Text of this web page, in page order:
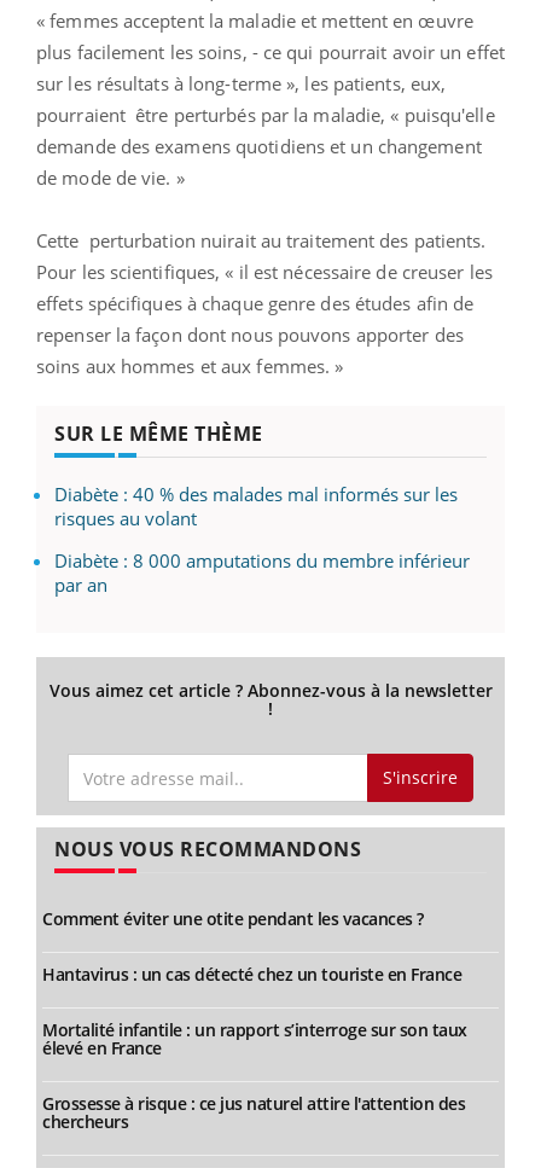
« femmes acceptent la maladie et mettent en œuvre
plus facilement les soins, - ce qui pourrait avoir un effet
sur les résultats à long-terme », les patients, eux,
pourraient être perturbés par la maladie, « puisqu'elle
demande des examens quotidiens et un changement
de mode de vie. »
Cette perturbation nuirait au traitement des patients.
Pour les scientifiques, « il est nécessaire de creuser les
effets spécifiques à chaque genre des études afin de
repenser la façon dont nous pouvons apporter des
soins aux hommes et aux femmes. »
SUR LE MÊME THÈME
Diabète : 40 % des malades mal informés sur les
risques au volant
Diabète : 8 000 amputations du membre inférieur
par an
Vous aimez cet article ? Abonnez-vous à la newsletter
!
S'inscrire
NOUS VOUS RECOMMANDONS
Comment éviter une otite pendant les vacances ?
Hantavirus : un cas détecté chez un touriste en France
Mortalité infantile : un rapport s’interroge sur son taux
élevé en France
Grossesse à risque : ce jus naturel attire l'attention des
chercheurs